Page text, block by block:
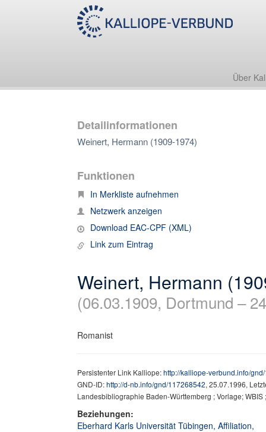
Über
Detailinformationen
Weinert, Hermann (1909-1974)
Funktionen
In Merkliste aufnehmen
Netzwerk anzeigen
Download EAC-CPF (XML)
Link zum Eintrag
Weinert, Hermann
(06.03.1909, Dortmund –
Romanist
Persistenter Link Kalliope:http://kalliope-verbund.info/
GND-ID:http://d-nb.info/gnd/117268542, 25.07.1996,
Landesbibliographie Baden-Württemberg ; Vorlage; WBIS ;
Beziehungen:
Eberhard Karls Universität Tübingen, Affiliation,